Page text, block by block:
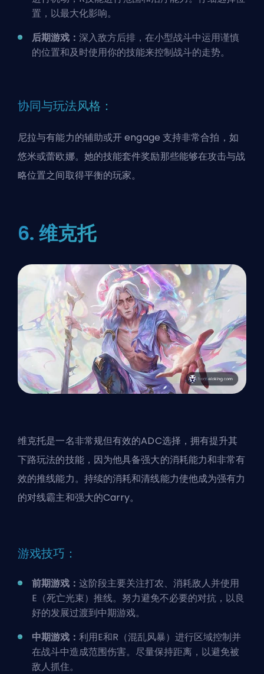
置，以最大化影响。
后期游戏： 深入敌方后排，在小型战斗中运用谨慎
的位置和及时使用你的技能来控制战斗的走势。
协同与玩法风格：
尼拉与有能力的辅助或开 engage 支持非常合拍，如
悠米或蕾欧娜。她的技能套件奖励那些能够在攻击与战
略位置之间取得平衡的玩家。
6. 维克托
维克托是一名非常规但有效的ADC选择，拥有提升其
下路玩法的技能，因为他具备强大的消耗能力和非常有
效的推线能力。持续的消耗和清线能力使他成为强有力
的对线霸主和强大的Carry。
游戏技巧：
前期游戏： 这阶段主要关注打农、消耗敌人并使用
E（死亡光束）推线。努力避免不必要的对抗，以良
好的发展过渡到中期游戏。
中期游戏： 利用E和R（混乱风暴）进行区域控制并
在战斗中造成范围伤害。尽量保持距离，以避免被
敌人抓住。